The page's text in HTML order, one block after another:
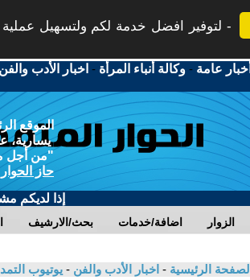
لتوفير افضل خدمة لكم ولتسهيل
أخبار عامة -وكالة أنباء المرأة - اخبار الأدب والفن
الموقع
يسارية،
"من أجل
حاز
إذا لديكم
بحث/الارشيف اضافة/خدمات الزوار
الصفحة الرئيسية - اخبار الأدب والفن - يوتيوب